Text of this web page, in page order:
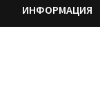
ИНФОРМАЦИЯ